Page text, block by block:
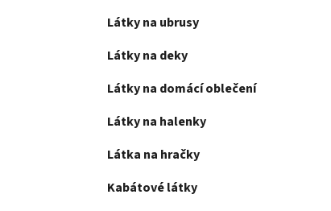
Látky na ubrusy
Látky na deky
Látky na domácí oblečení
Látky na halenky
Látka na hračky
Kabátové látky